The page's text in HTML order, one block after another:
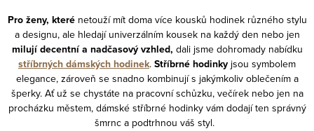
u
Pro ženy, které netouží mít doma více kousků hodinek různého stylu
a designu, ale hledají univerzálním kousek na každý den nebo jen
milují decentní a nadčasový vzhled, dali jsme dohromady nabídku
stříbrných dámských hodinek. Stříbrné hodinky jsou symbolem
elegance, zároveň se snadno kombinují s jakýmkoliv oblečením a
šperky. Ať už se chystáte na pracovní schůzku, večírek nebo jen na
procházku městem, dámské stříbrné hodinky vám dodají ten správný
šmrnc a podtrhnou váš styl.